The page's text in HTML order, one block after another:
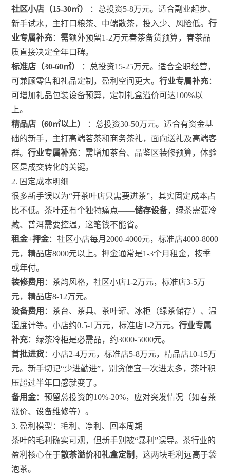
社区小店（15-30㎡）
：总投资5-8万元。适合副业起步、
新手试水，主打口粮茶、中端散茶，投入少、风险低。行
业专属补充：需额外预留1-2万元春茶备货预算，春茶品
质直接决定全年口碑。
标准店（30-60㎡）
：总投资15-25万元。适合全职经营，
可兼顾零售和礼品定制，盈利空间更大。行业专属补充：
可增加礼品包装设备预算，定制礼盒溢价可达100%以
上。
精品店（60㎡以上）
：总投资30-50万元。适合有资金基
础的新手，主打高端茗茶和商务茶礼，面向送礼及高端客
群。行业专属补充：需增加茶台、品鉴区装修预算，体验
区是成交转化的关键。
2. 固定成本明细
很多新手误以为“开茶叶店只需要进茶”，其实固定成本占
比不低。茶叶还有个独特痛点——储存设备，绿茶需要冷
藏、普洱需要控温，这笔钱不能省。
租金+押金：社区小店每月2000-4000元，标准店4000-8000
元，精品店8000元以上。押金通常是1-3个月租金，按季
或年付。
装修费用 ：茶韵风格，社区小店1-2万元，标准店3-5万
元，精品店8-12万元。
设备费用 ：茶台、茶具、茶叶罐、冰柜（绿茶储存）、温
湿度计等。小店约0.5-1万元，标准店1-2万元。行业专属
补充：绿茶冷柜是必需品，约3000-5000元。
首批进货：小店2-4万元，标准店5-8万元，精品店10-15万
元。新手切记“少进勤进”，别贪便宜一次进太多，茶叶积
压超过半年口感就变了。
备用金：预留总投资的10%-20%，应对突发情况（如春茶
涨价、设备维修等）。
3. 盈利模型：毛利、净利、回本周期
茶叶的毛利确实可观，但新手别被“暴利”误导。茶行业的
盈利核心在于散茶溢价和礼盒定制 ，这两块毛利远高于袋
泡茶。